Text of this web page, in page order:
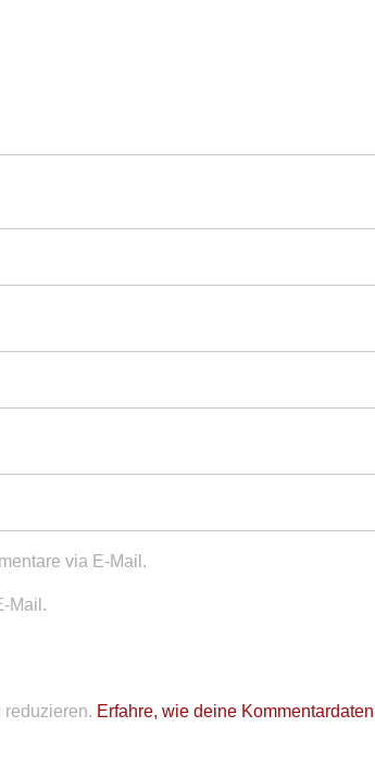
via E-Mail.
Mail.
reduzieren. Erfahre, wie deine Kommentardaten